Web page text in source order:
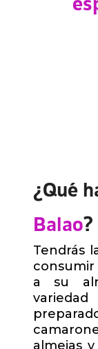
¿Qué
Balao?
Tendrás
a su
almejas